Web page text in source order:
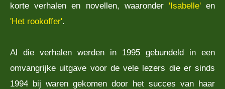
korte verhalen en novellen, waaronder 'Isabelle'en
'Het rookoffer'.
Al die verhalen werden in 1995 gebundeld in een
omvangrijke uitgave voor de vele lezers die er sinds
1994 bij waren gekomen door het succes van haar